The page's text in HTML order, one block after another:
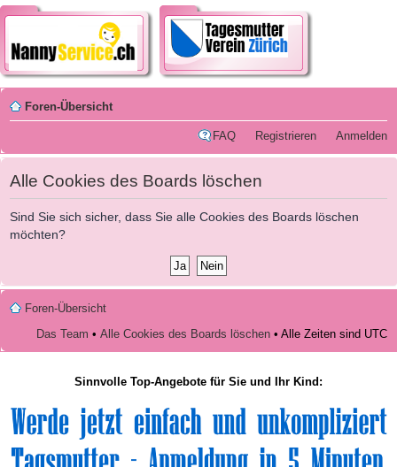
Foren-Übersicht
FAQ Registrieren Anmelden
Alle Cookies des Boards löschen
Sind Sie sich sicher, dass Sie alle Cookies des Boards löschen
möchten?
Foren-Übersicht
Das Team • Alle Cookies des Boards löschen • Alle Zeiten sind UTC
Sinnvolle Top-Angebote für Sie und Ihr Kind: